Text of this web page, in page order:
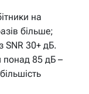
на
більше;
SNR 30+ дБ.
85 дБ –